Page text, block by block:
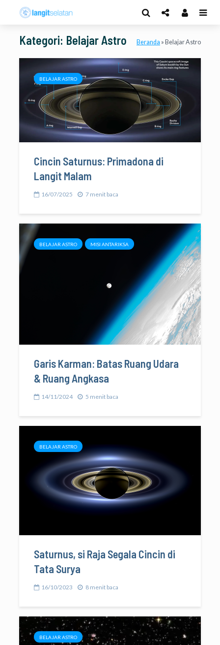
Kategori: Belajar Astro Beranda » Belajar Astro
BELAJAR ASTRO
Cincin Saturnus: Primadona di
Langit Malam
16/07/2025 7 menit baca
BELAJAR ASTRO MISI ANTARIKSA
Garis Karman: Batas Ruang Udara
& Ruang Angkasa
14/11/2024 5 menit baca
BELAJAR ASTRO
Saturnus, si Raja Segala Cincin di
Tata Surya
16/10/2023 8 menit baca
BELAJAR ASTRO